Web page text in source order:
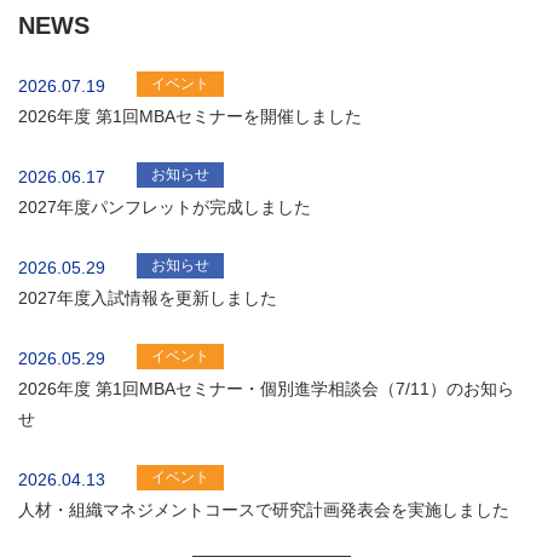
NEWS
2026.07.19 イベント
2026年度 第1回MBAセミナーを開催しました
2026.06.17 お知らせ
2027年度パンフレットが完成しました
2026.05.29 お知らせ
2027年度入試情報を更新しました
2026.05.29 イベント
2026年度 第1回MBAセミナー・個別進学相談会（7/11）のお知ら
せ
2026.04.13 イベント
人材・組織マネジメントコースで研究計画発表会を実施しました